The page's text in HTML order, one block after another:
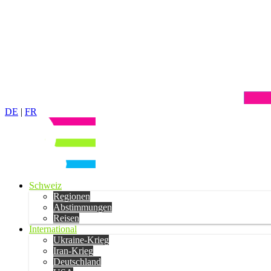
DE | FR
Schweiz
Regionen
Abstimmungen
Reisen
International
Ukraine-Krieg
Iran-Krieg
Deutschland